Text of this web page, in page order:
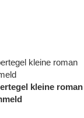
kleine roman